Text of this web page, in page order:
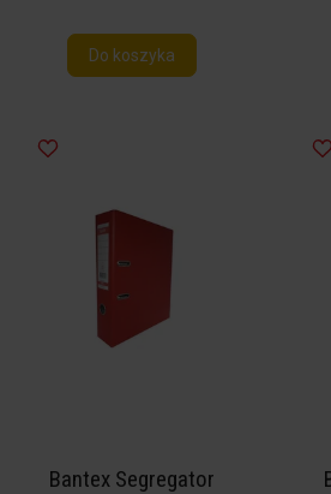
Do koszyka
Bantex Segregator